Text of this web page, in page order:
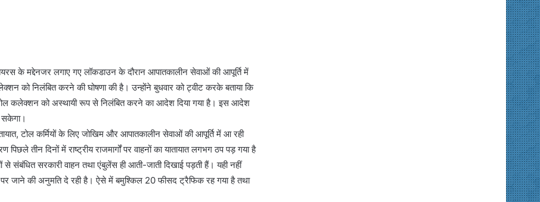
के मद्देनजर लगाए गए लॉकडाउन के दौरान आपातकालीन सेवाओं की आपूर्ति में
को निलंबित करने की घोषणा की है। उन्‍होंने बुधवार को ट्वीट करके बताया कि
कलेक्‍शन को अस्थायी रूप से निलंबित करने का आदेश दिया गया है। इस आदेश
सकेगा।
टोल कर्मियों के लिए जोखिम और आपातकालीन सेवाओं की आपूर्ति में आ रही
तीन दिनों में राष्ट्रीय राजमार्गों पर वाहनों का यातायात लगभग ठप पड़ गया है
सरकारी वाहन तथा एंबुलेंस ही आती-जाती दिखाई पड़ती हैं। यही नहीं
पर जाने की अनुमति दे रही है। ऐसे में बमुश्किल 20 फीसद ट्रैफिक रह गया है तथा